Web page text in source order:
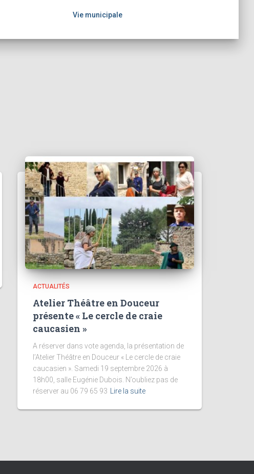
Vie municipale
ACTUALITÉS
Atelier Théâtre en Douceur
présente « Le cercle de craie
caucasien »
A réserver dans vote agenda, la présentation de
l’Atelier Théâtre en Douceur « Le cercle de craie
caucasien ». Samedi 19 septembre 2026 à
18h00, salle Eugénie Dubois. N’oubliez pas de
réserver au 06 79 65 93
Lire la suite